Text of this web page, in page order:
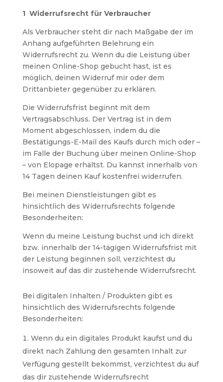
1 Widerrufsrecht für Verbraucher
Als Verbraucher steht dir nach Maßgabe der im
Anhang aufgeführten Belehrung ein
Widerrufsrecht zu. Wenn du die Leistung über
meinen Online-Shop gebucht hast, ist es
möglich, deinen Widerruf mir oder dem
Drittanbieter gegenüber zu erklären.
Die Widerrufsfrist beginnt mit dem
Vertragsabschluss. Der Vertrag ist in dem
Moment abgeschlossen, indem du die
Bestätigungs-E-Mail des Kaufs durch mich oder –
im Falle der Buchung über meinen Online-Shop
– von Elopage erhältst. Du kannst innerhalb von
14 Tagen deinen Kauf kostenfrei widerrufen.
Bei meinen Dienstleistungen gibt es
hinsichtlich des Widerrufsrechts folgende
Besonderheiten:
Wenn du meine Leistung buchst und ich direkt
bzw. innerhalb der 14-tägigen Widerrufsfrist mit
der Leistung beginnen soll, verzichtest du
insoweit auf das dir zustehende Widerrufsrecht.
Bei digitalen Inhalten / Produkten gibt es
hinsichtlich des Widerrufsrechts folgende
Besonderheiten:
Wenn du ein digitales Produkt kaufst und du
direkt nach Zahlung den gesamten Inhalt zur
Verfügung gestellt bekommst, verzichtest du auf
das dir zustehende Widerrufsrecht